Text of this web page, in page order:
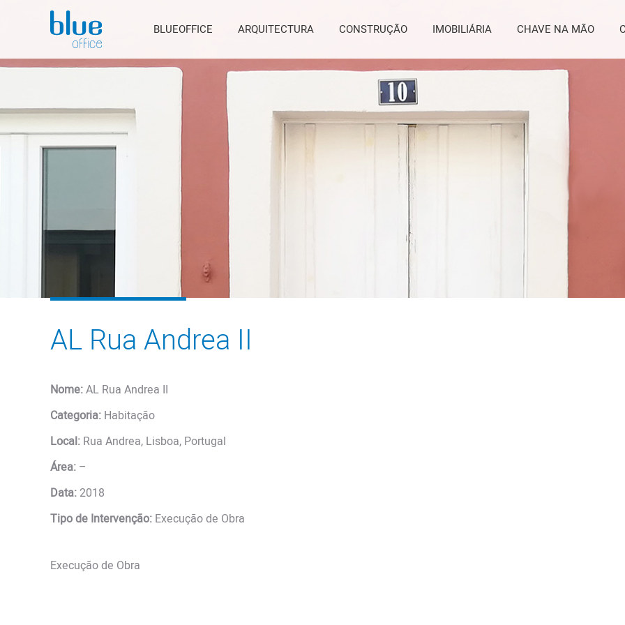
BLUEOFFICE ARQUITECTURA CONSTRUÇÃO IMOBILIÁRIA CHAVE NA MÃO
AL Rua Andrea II
Nome:AL Rua Andrea II
Categoria: Habitação
Local: Rua Andrea, Lisboa, Portugal
Área: –
Data: 2018
Tipo de Intervenção: Execução de Obra
Execução de Obra
BLUEOFFICE ARQUITECTURA CONSTRUÇÃO IMOBILIÁRIA CHAVE NA MÃO